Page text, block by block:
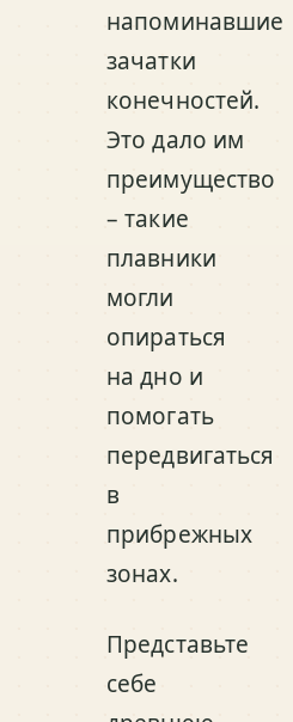
напоминавшие
зачатки
конечностей.
Это дало им
преимущество
– такие
плавники
могли
опираться
на дно и
помогать
передвигаться
в
прибрежных
зонах.
Представьте
себе